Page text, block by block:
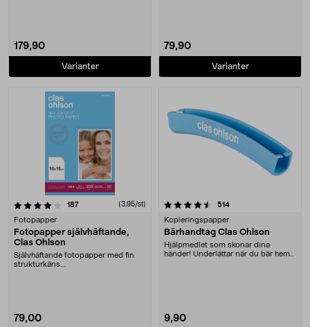
179,90
Varianter
79,90
Varianter
187recensioner (3,95/st)
Fotopapper
Fotopapper självhäftande,
Clas Ohlson
Självhäftande fotopapper med fin
strukturkäns....
79,00
4.5 av 5 stjärnor 514recensioner
Kopieringspapper
Bärhandtag Clas Ohlson
Hjälpmedlet som skonar dina
händer! Underlättar när du bär hem
9,90